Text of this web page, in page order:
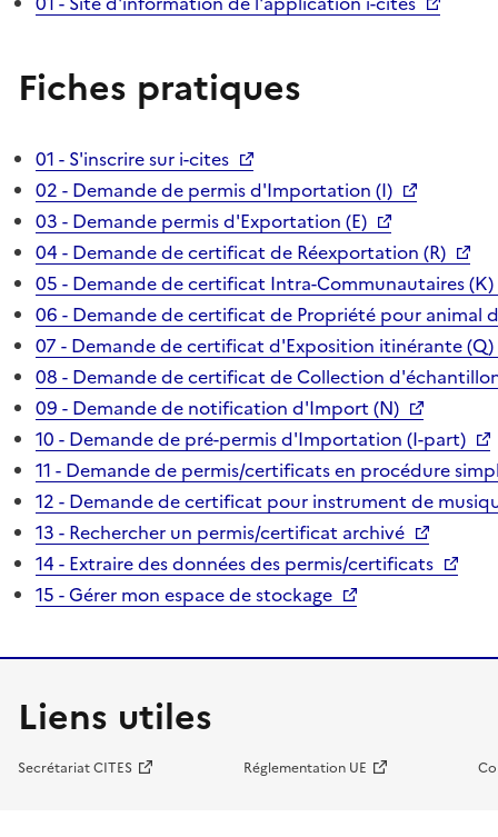
Fiches pratiques
01 - S'inscrire sur i-cites
02 - Demande de permis d'Importation (I)
03 - Demande permis d'Exportation (E)
04 - Demande de certificat de Réexportation (R)
05 - Demande de certificat Intra-Communautaires (K)
06 - Demande de certificat de Propriété pour animal
07 - Demande de certificat d'Exposition itinérante (Q)
08 - Demande de certificat de Collection
09 - Demande de notification d'Import (N)
10 - Demande de pré-permis d'Importation (I-part)
11 - Demande de permis/certificats en procédure
12 - Demande de certificat pour instrument de
13 - Rechercher un permis/certificat archivé
14 - Extraire des données des permis/certificats
15 - Gérer mon espace de stockage
Liens utiles
Secrétariat CITES Réglementation UE